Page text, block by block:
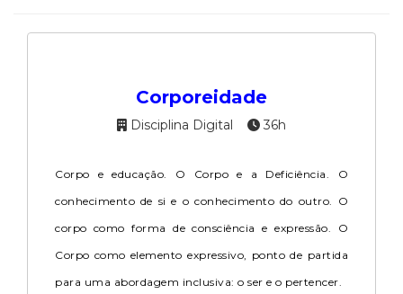
Corporeidade
Disciplina Digital 36h
Corpo e educação. O Corpo e a Deficiência. O
conhecimento de si e o conhecimento do outro. O
corpo como forma de consciência e expressão. O
Corpo como elemento expressivo, ponto de partida
para uma abordagem inclusiva: o ser e o pertencer.